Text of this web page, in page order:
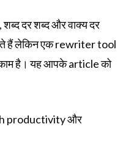
दर शब्द और वाक्य दर
हैं लेकिन एक rewriter tool
काम है। यह आपके article को
productivity और